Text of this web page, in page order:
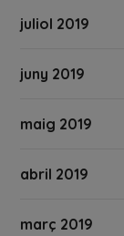
juliol 2019
juny 2019
maig 2019
abril 2019
març 2019